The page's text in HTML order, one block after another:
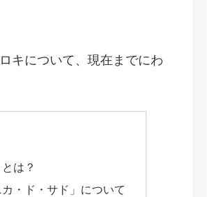
キについて、現在までにわ
は？
・ド・サド」について